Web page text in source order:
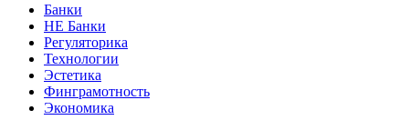
Банки
НЕ Банки
Регуляторика
Технологии
Эстетика
Финграмотность
Экономика